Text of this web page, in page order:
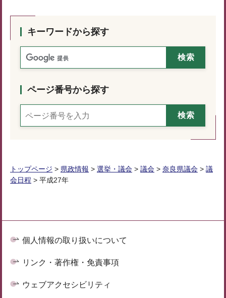
キーワードから探す
ページ番号から探す
トップページ > 県政情報 > 選挙・議会 > 議会 > 奈良県議会 > 議
会日程 > 平成27年
個人情報の取り扱いについて
リンク・著作権・免責事項
ウェブアクセシビリティ